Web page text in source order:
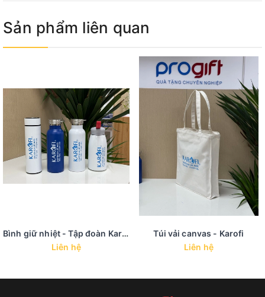
Sản phẩm liên quan
Bình giữ nhiệt - Tập đoàn Karofi
Liên hệ
Túi vải canvas - Karofi
Liên hệ